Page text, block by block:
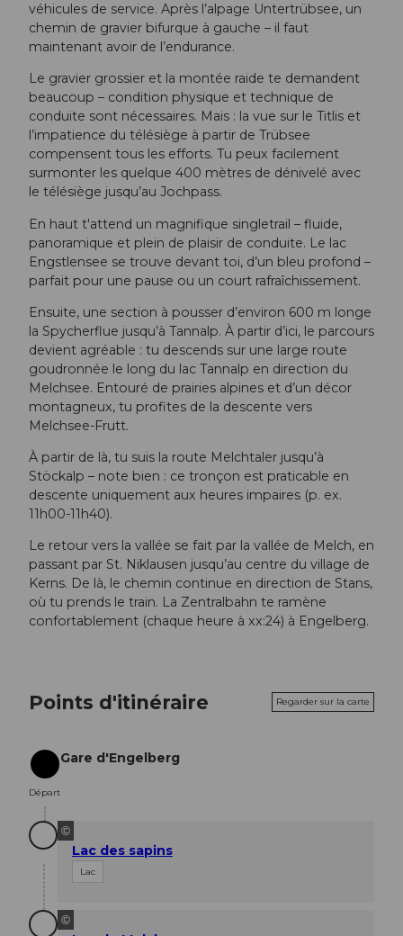
véhicules de service. Après l’alpage Untertrübsee, un
chemin de gravier bifurque à gauche – il faut
maintenant avoir de l’endurance.
Le gravier grossier et la montée raide te demandent
beaucoup – condition physique et technique de
conduite sont nécessaires. Mais : la vue sur le Titlis et
l’impatience du télésiège à partir de Trübsee
compensent tous les efforts. Tu peux facilement
surmonter les quelque 400 mètres de dénivelé avec
le télésiège jusqu’au Jochpass.
En haut t'attend un magnifique singletrail – fluide,
panoramique et plein de plaisir de conduite. Le lac
Engstlensee se trouve devant toi, d’un bleu profond –
parfait pour une pause ou un court rafraîchissement.
Ensuite, une section à pousser d’environ 600 m longe
la Spycherflue jusqu’à Tannalp. À partir d’ici, le parcours
devient agréable : tu descends sur une large route
goudronnée le long du lac Tannalp en direction du
Melchsee. Entouré de prairies alpines et d’un décor
montagneux, tu profites de la descente vers
Melchsee-Frutt.
À partir de là, tu suis la route Melchtaler jusqu’à
Stöckalp – note bien : ce tronçon est praticable en
descente uniquement aux heures impaires (p. ex.
11h00-11h40).
Le retour vers la vallée se fait par la vallée de Melch, en
passant par St. Niklausen jusqu’au centre du village de
Kerns. De là, le chemin continue en direction de Stans,
où tu prends le train. La Zentralbahn te ramène
confortablement (chaque heure à xx:24) à Engelberg.
Points d'itinéraire Regarder sur la carte
Départ
Départ
Gare d'Engelberg
©
Lac des sapins
Lac
©